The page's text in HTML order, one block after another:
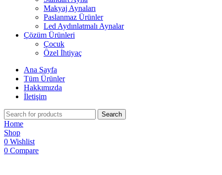
Makyaj Aynaları
Paslanmaz Ürünler
Led Aydınlatmalı Aynalar
Çözüm Ürünleri
Çocuk
Özel İhtiyaç
Ana Sayfa
Tüm Ürünler
Hakkımızda
İletişim
Search
Home
Shop
0 Wishlist
0 Compare